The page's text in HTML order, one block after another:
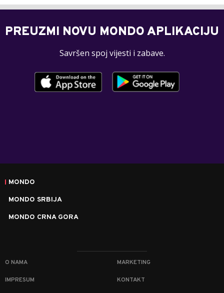
PREUZMI NOVU MONDO APLIKACIJU
Savršen spoj vijesti i zabave.
MONDO
MONDO SRBIJA
MONDO CRNA GORA
O NAMA MARKETING
IMPRESUM KONTAKT